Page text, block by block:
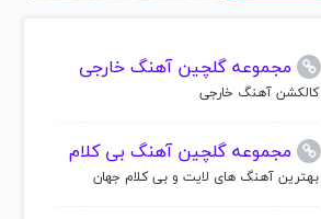
مجموعه گلچین آهنگ خارجی
کالکشن آهنگ خارجی
مجموعه گلچین آهنگ بی کلام
بهترین آهنگ های لایت و بی کلام جهان